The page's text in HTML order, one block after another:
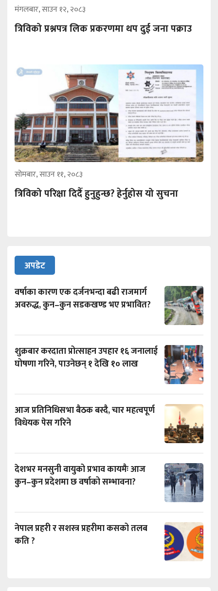
मंगलबार, साउन १२, २०८३
त्रिविको प्रश्नपत्र लिक प्रकरणमा थप दुई जना पक्राउ
सोमबार, साउन ११, २०८३
त्रिविको परिक्षा दिदैँ हुनुहुन्छ? हेर्नुहोस यो सुचना
अपडेट
वर्षाका कारण एक दर्जनभन्दा बढी राजमार्ग
अवरुद्ध, कुन–कुन सडकखण्ड भए प्रभावित?
शुक्रबार करदाता प्रोत्साहन उपहार १६ जनालाई
घोषणा गरिने, पाउनेछन् १ देखि १० लाख
आज प्रतिनिधिसभा बैठक बस्दै, चार महत्वपूर्ण
विधेयक पेस गरिने
देशभर मनसुनी वायुको प्रभाव कायमैः आज
कुन–कुन प्रदेशमा छ वर्षाको सम्भावना?
नेपाल प्रहरी र सशस्त्र प्रहरीमा कसको तलब
कति ?